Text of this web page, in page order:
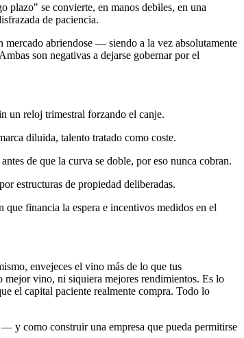
plazo" se convierte, en manos debiles, en una
de paciencia.
abriendose — siendo a la vez absolutamente
son negativas a dejarse gobernar por el
un reloj trimestral forzando el canje.
diluida, talento tratado como coste.
de que la curva se doble, por eso nunca cobran.
estructuras de propiedad deliberadas.
financia la espera e incentivos medidos en el
envejeces el vino más de lo que tus
mejor vino, ni siquiera mejores rendimientos. Es lo
el capital paciente realmente compra. Todo lo
y como construir una empresa que pueda permitirse